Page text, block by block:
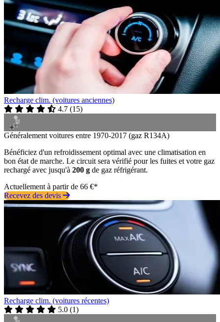
Recharge clim. (voitures anciennes)
4.7 (15)
Généralement voitures entre 1970-2017 (gaz R134A)
Bénéficiez d'un refroidissement optimal avec une climatisation en
bon état de marche. Le circuit sera vérifié pour les fuites et votre gaz
rechargé avec jusqu'à 200 g de gaz réfrigérant.
Actuellement à partir de 66 €*
Recevez des devis
Recharge clim. (voitures récentes)
5.0 (1)